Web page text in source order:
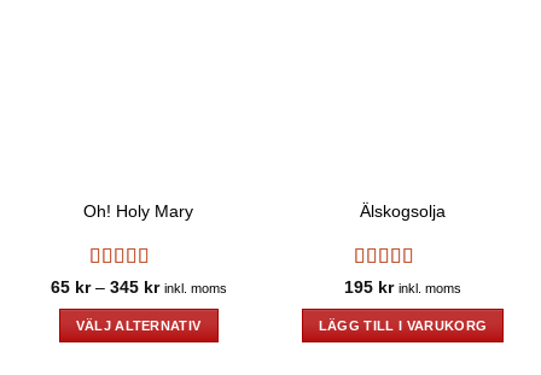
Oh! Holy Mary
Betygsatt
4av 5
65 kr – 345 krPrisintervall:
till
345 kr
inkl. moms
VÄLJ ALTERNATIV
Älskogsolja
Betygsatt5
av 5
195 kr inkl. moms
LÄGG TILL I VARUKORG